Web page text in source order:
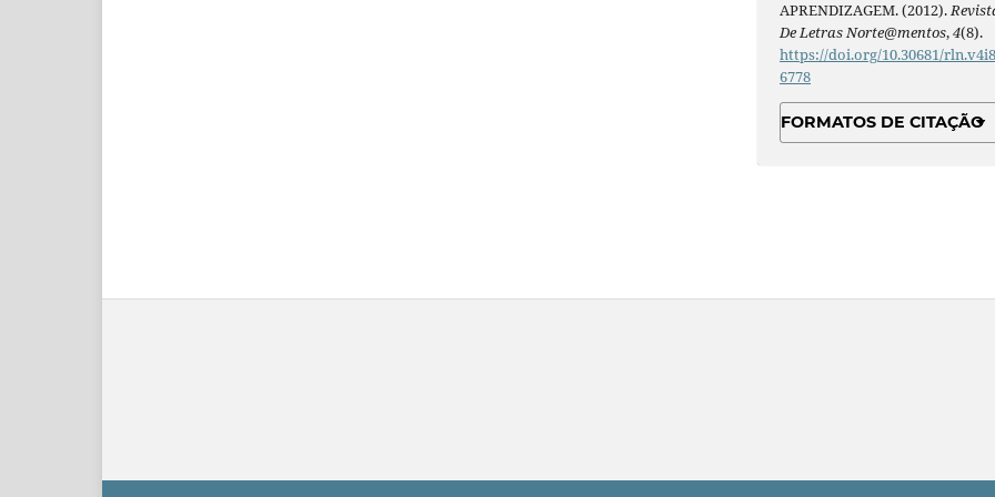
APRENDIZAGEM. (2012).
De Letras Norte@mentos,4(8).
https://doi.org/10.30681/
6778
FORMATOS DE CITAÇÃO